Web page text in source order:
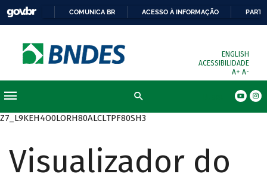
COMUNICA BR ACESSO À INFORMAÇÃO
ENGLISH
ACESSIBILIDADE
A+ A-
Z7_L9KEH4O0LORH80ALCLTPF80SH3
Visualizador do